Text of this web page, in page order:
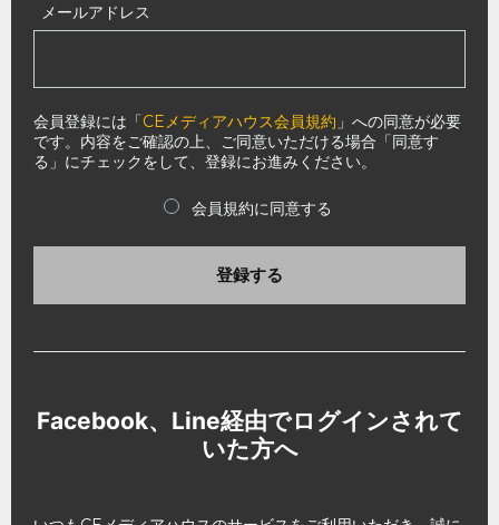
メールアドレス
会員登録には「CEメディアハウス会員規約 」への同意が必要
です。内容をご確認の上、ご同意いただける場合「同意す
る」にチェックをして、登録にお進みください。
会員規約に同意する
登録する
Facebook、Line経由でログインされて
いた方へ